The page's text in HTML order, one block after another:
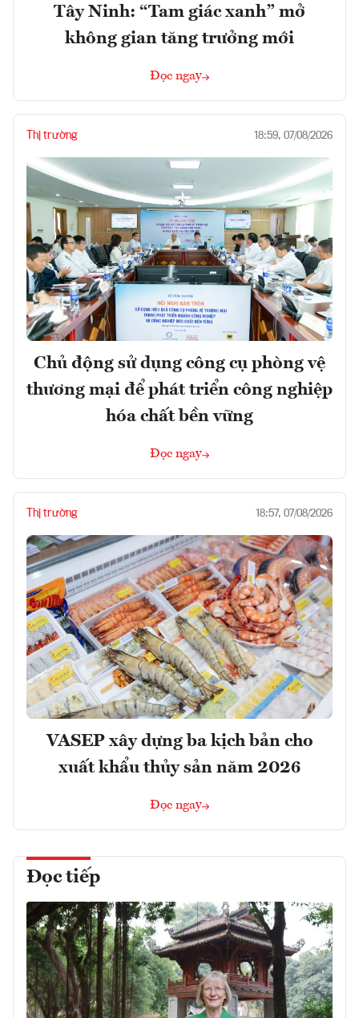
Tây Ninh: “Tam giác xanh” mở
không gian tăng trưởng mới
Đọc ngay
Thị trường 18:59, 07/08/2026
Chủ động sử dụng công cụ phòng vệ
thương mại để phát triển công nghiệp
hóa chất bền vững
Đọc ngay
Thị trường 18:57, 07/08/2026
VASEP xây dựng ba kịch bản cho
xuất khẩu thủy sản năm 2026
Đọc ngay
Đọc tiếp